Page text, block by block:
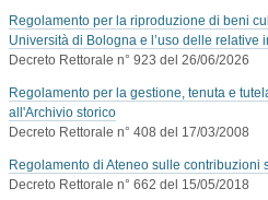
Regolamento per la riproduzione di beni
Università di Bologna e l’uso delle relative
Decreto Rettorale n° 923 del 26/06/2026
Regolamento per la gestione, tenuta e
all'Archivio storico
Decreto Rettorale n° 408 del 17/03/2008
Regolamento di Ateneo sulle contribuzioni
Decreto Rettorale n° 662 del 15/05/2018